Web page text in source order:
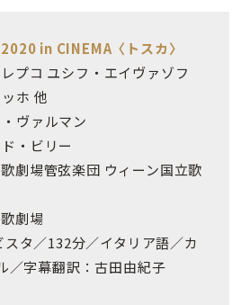
in CINEMA〈トスカ〉
プコ ユシフ・エイヴァゾフ
ホ 他
ヴァルマン
・ビリー
劇場管弦楽団 ウィーン国立歌
劇場
タ／132分／イタリア語／カ
／字幕翻訳：古田由紀子